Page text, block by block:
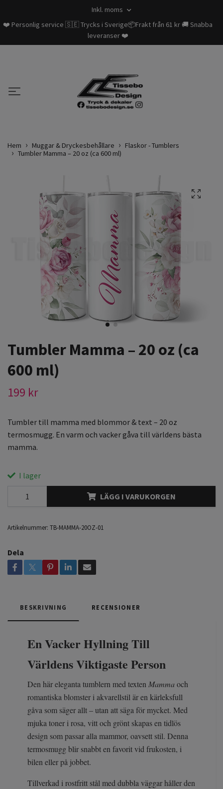
Inkl. moms
❤️ Personlig service 🇸🇪 Trycks i Sverige📦Frakt från 61 kr 🚚 Snabba
leveranser ❤️
Hem Muggar & Dryckesbehållare
Flaskor - Tumblers
Tumbler Mamma – 20 oz (ca 600 ml)
Tumbler Mamma – 20 oz (ca
600 ml)
199 kr
Tumbler till mamma med blommor & text – 20 oz
termosmugg. En varm och vacker gåva till världens bästa
mamma.
I lager
LÄGG I VARUKORGEN
Artikelnummer: TB-MAMMA-20OZ-01
Dela
BESKRIVNING RECENSIONER
En Vacker Hyllning Till
Världens Viktigaste Person
Den här eleganta tumblern med texten Mammaoch
romantiska blomster i akvarellstil är en kärleksfull
gåva som säger allt – utan att säga för mycket. Med
mjuka toner i rosa, vitt och grönt skapas en tidlös
design som passar alla mammor, oavsett stil. Denna
termosmugg blir snabbt en favorit vid frukosten, i
bilen eller på jobbet.
Tillverkad i rostfritt stål med dubbla väggar håller den